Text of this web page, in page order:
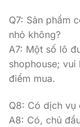
Q7: Sản phẩm
nhỏ không?
A7: Một số lô
shophouse;
điểm mua.
Q8: Có dịch vụ
A8: Có, chủ